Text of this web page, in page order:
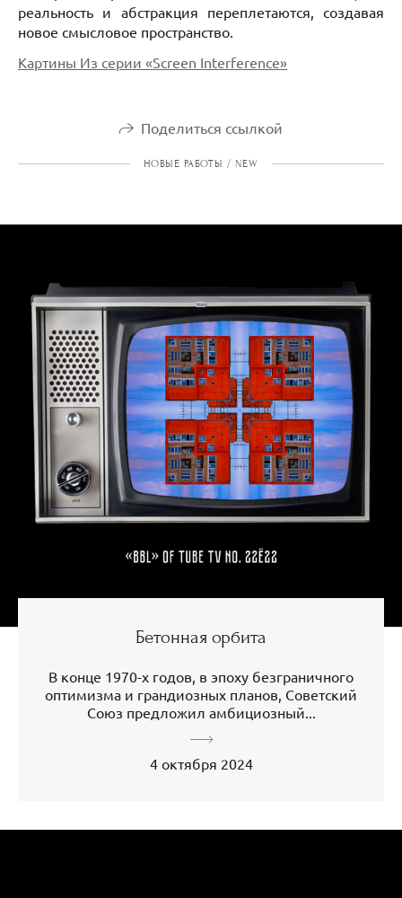
реальность и абстракция переплетаются, создавая
новое смысловое пространство.
Картины Из серии «Screen Interference»
Поделиться ссылкой
НОВЫЕ РАБОТЫ / NEW
Бетонная орбита
В конце 1970-х годов, в эпоху безграничного
оптимизма и грандиозных планов, Советский
Союз предложил амбициозный...
4 октября 2024